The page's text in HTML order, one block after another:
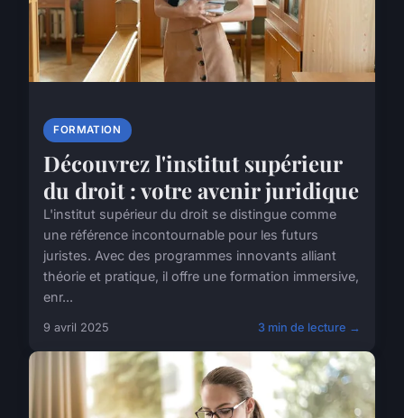
FORMATION
Découvrez l'institut supérieur
du droit : votre avenir juridique
L'institut supérieur du droit se distingue comme
une référence incontournable pour les futurs
juristes. Avec des programmes innovants alliant
théorie et pratique, il offre une formation immersive,
enr...
9 avril 2025 3 min de lecture →